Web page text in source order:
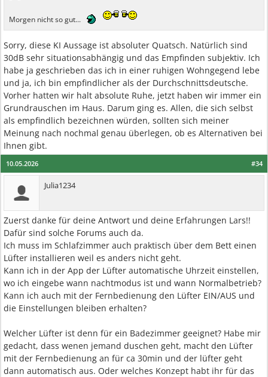
Morgen nicht so gut...
Sorry, diese KI Aussage ist absoluter Quatsch. Natürlich sind
30dB sehr situationsabhängig und das Empfinden subjektiv. Ich
habe ja geschrieben das ich in einer ruhigen Wohngegend lebe
und ja, ich bin empfindlicher als der Durchschnittsdeutsche.
Vorher hatten wir halt absolute Ruhe, jetzt haben wir immer ein
Grundrauschen im Haus. Darum ging es. Allen, die sich selbst
als empfindlich bezeichnen würden, sollten sich meiner
Meinung nach nochmal genau überlegen, ob es Alternativen bei
Ihnen gibt.
#34
10.05.2026
Julia1234
Zuerst danke für deine Antwort und deine Erfahrungen Lars!!
Dafür sind solche Forums auch da.
Ich muss im Schlafzimmer auch praktisch über dem Bett einen
Lüfter installieren weil es anders nicht geht.
Kann ich in der App der Lüfter automatische Uhrzeit einstellen,
wo ich eingebe wann nachtmodus ist und wann Normalbetrieb?
Kann ich auch mit der Fernbedienung den Lüfter EIN/AUS und
die Einstellungen bleiben erhalten?
Welcher Lüfter ist denn für ein Badezimmer geeignet? Habe mir
gedacht, dass wenen jemand duschen geht, macht den Lüfter
mit der Fernbedienung an für ca 30min und der lüfter geht
dann automatisch aus. Oder welches Konzept habt ihr für das